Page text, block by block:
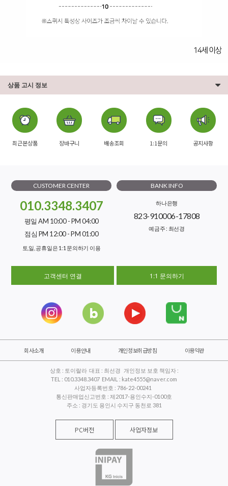
상품 고시 정보
최근본상품 장바구니 배송조회 1:1문의 공지사항
CUSTOMER CENTER
010.3348.3407
평일 AM 10:00 - PM 04:00
점심 PM 12:00 - PM 01:00
토,일, 공휴일은 1:1 문의하기 이용
BANK INFO
하나은행
823-910006-17808
예금주 : 최선경
고객센터 연결 1:1 문의하기
회사소개 이용안내 개인정보취급방침 이용약관
상호 : 토이랄라 대표 : 최선경 개인정보 보호 책임자 :
TEL : 010.3348.3407 EMAIL : kate4555@naver.com
사업자등록번호 : 786-22-00241
통신판매업신고번호 : 제2017-용인수지-0100호
주소 : 경기도 용인시 수지구 동천로 381
PC버전 사업자정보